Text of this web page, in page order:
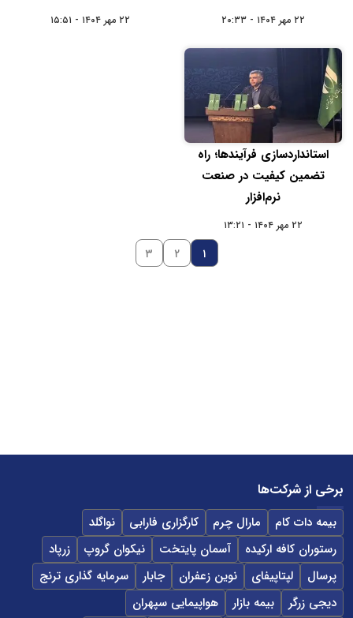
۲۲ مهر ۱۴۰۴ - ۲۰:۳۳ ۲۲ مهر ۱۴۰۴ - ۱۵:۵۱
استانداردسازی فرآیندها؛ راه
تضمین کیفیت در صنعت
نرم‌افزار
۲۲ مهر ۱۴۰۴ - ۱۳:۲۱
۱ ۲ ۳
برخی از شرکت‌ها
بیمه دات کام مارال چرم کارگزاری فارابی
نواگلد
رستوران کافه ارکیده
آسمان پایتخت نیکوان گروپ
زرپاد
پرسال
لپتاپیفای نوین زعفران جابار
سرمایه گذاری ترنج
دیجی زرگر
بیمه بازار
هواپیمایی سپهران